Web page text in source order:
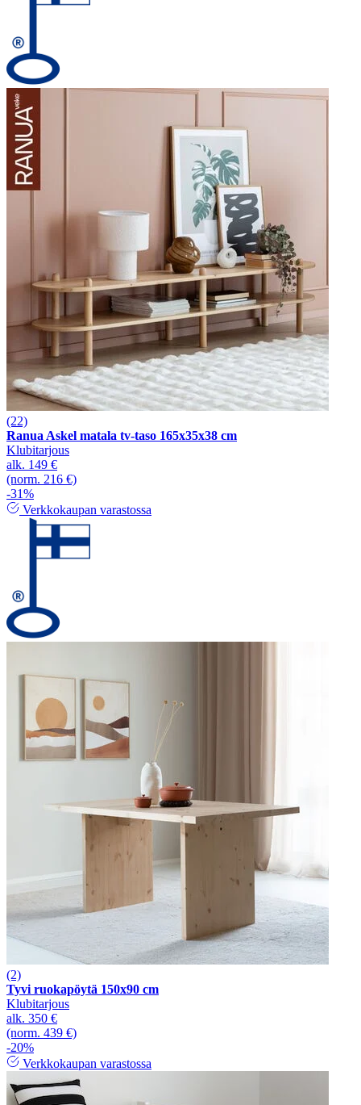
(22)
Ranua Askel matala tv-taso 165x35x38 cm
Klubitarjous
alk. 149 €
(norm. 216 €)
-31%
Verkkokaupan varastossa
(2)
Tyvi ruokapöytä 150x90 cm
Klubitarjous
alk. 350 €
(norm. 439 €)
-20%
Verkkokaupan varastossa